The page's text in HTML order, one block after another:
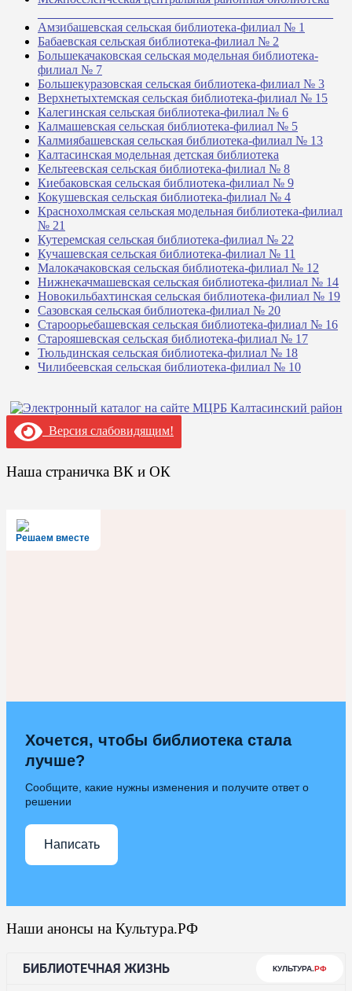
Амзибашевская сельская библиотека-филиал № 1
Бабаевская сельская библиотека-филиал № 2
Большекачаковская сельская модельная библиотека-
филиал № 7
Большекуразовская сельская библиотека-филиал № 3
Верхнетыхтемская сельская библиотека-филиал № 15
Калегинская сельская библиотека-филиал № 6
Калмашевская сельская библиотека-филиал № 5
Калмиябашевская сельская библиотека-филиал № 13
Калтасинская модельная детская библиотека
Кельтеевская сельская библиотека-филиал № 8
Киебаковская сельская библиотека-филиал № 9
Кокушевская сельская библиотека-филиал № 4
Краснохолмская сельская модельная библиотека-филиал
№ 21
Кутеремская сельская библиотека-филиал № 22
Кучашевская сельская библиотека-филиал № 11
Малокачаковская сельская библиотека-филиал № 12
Нижнекачмашевская сельская библиотека-филиал № 14
Новокильбахтинская сельская библиотека-филиал № 19
Сазовская сельская библиотека-филиал № 20
Староорьебашевская сельская библиотека-филиал № 16
Старояшевская сельская библиотека-филиал № 17
Тюльдинская сельская библиотека-филиал № 18
Чилибеевская сельская библиотека-филиал № 10
Версия слабовидящим!
Наша страничка ВК и ОК
Решаем вместе
Хочется, чтобы библиотека стала
лучше?
Сообщите, какие нужны изменения и получите ответ о
решении
Написать
Наши анонсы на Культура.РФ